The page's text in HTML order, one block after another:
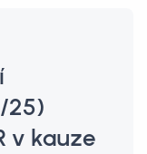
25)
v kauze